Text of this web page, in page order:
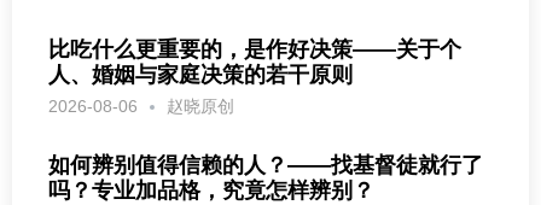
比吃什么更重要的，是作好决策——关于个
人、婚姻与家庭决策的若干原则
2026-08-06 赵晓原创
如何辨别值得信赖的人？——找基督徒就行了
吗？专业加品格，究竟怎样辨别？